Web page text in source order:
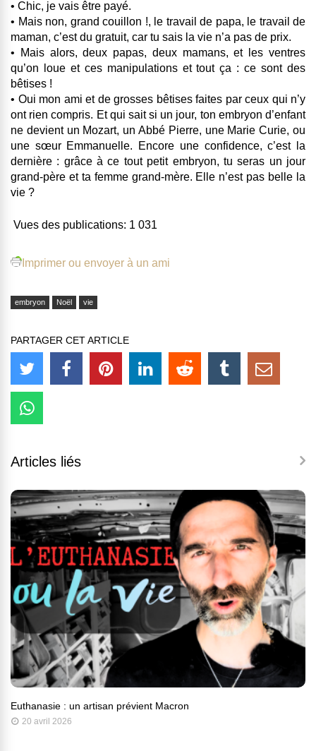
• Chic, je vais être payé.
• Mais non, grand couillon !, le travail de papa, le travail de
maman, c’est du gratuit, car tu sais la vie n’a pas de prix.
• Mais alors, deux papas, deux mamans, et les ventres
qu’on loue et ces manipulations et tout ça : ce sont des
bêtises !
• Oui mon ami et de grosses bêtises faites par ceux qui n’y
ont rien compris. Et qui sait si un jour, ton embryon d’enfant
ne devient un Mozart, un Abbé Pierre, une Marie Curie, ou
une sœur Emmanuelle. Encore une confidence, c’est la
dernière : grâce à ce tout petit embryon, tu seras un jour
grand-père et ta femme grand-mère. Elle n’est pas belle la
vie ?
Vues des publications: 1 031
Imprimer ou envoyer à un ami
embryon Noël vie
PARTAGER CET ARTICLE
Articles liés
Euthanasie : un artisan prévient Macron
20 avril 2026